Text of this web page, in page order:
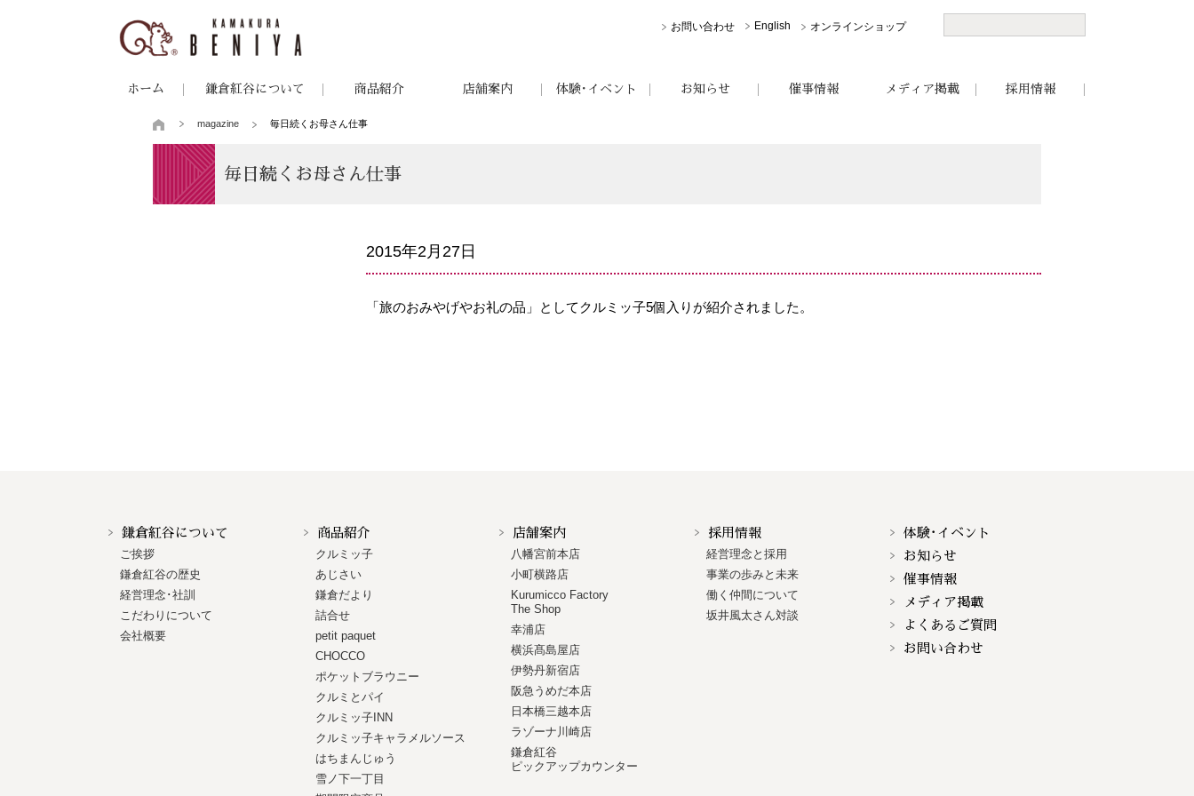
お問い合わせ English オンラインショップ
ホーム 鎌倉紅谷について 商品紹介 店舗案内 体験･イベント お知らせ 催事情報 メディア掲載 採用情報
magazine 毎日続くお母さん仕事
毎日続くお母さん仕事
2015年2月27日
「旅のおみやげやお礼の品」としてクルミッ子5個入りが紹介されました。
鎌倉紅谷について
ご挨拶
鎌倉紅谷の歴史
経営理念･社訓
こだわりについて
会社概要
商品紹介
クルミッ子
あじさい
鎌倉だより
詰合せ
petit paquet
CHOCCO
ポケットブラウニー
クルミとパイ
クルミッ子INN
クルミッ子キャラメルソース
はちまんじゅう
雪ノ下一丁目
店舗案内
八幡宮前本店
小町横路店
Kurumicco Factory
The Shop
幸浦店
横浜髙島屋店
伊勢丹新宿店
阪急うめだ本店
日本橋三越本店
ラゾーナ川崎店
鎌倉紅谷
ピックアップカウンター
採用情報
経営理念と採用
事業の歩みと未来
働く仲間について
坂井風太さん対談
体験･イベント
お知らせ
催事情報
メディア掲載
よくあるご質問
お問い合わせ